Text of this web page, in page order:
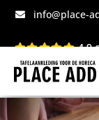
info@place-
4.9